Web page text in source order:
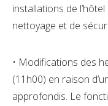
installations de
nettoyage et de
• Modifications des
(11h00) en raison
approfondis. Le